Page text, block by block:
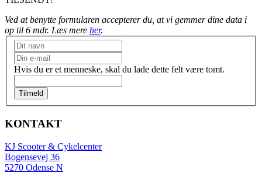
Ved at benytte formularen accepterer du, at vi gemmer dine data i
op til 6 mdr. Læs mere her.
Nyhedsbrev
Hvis du er et menneske, skal du lade dette felt være tomt.
Tilmeld
KONTAKT
KJ Scooter & Cykelcenter
Bogensevej 36
5270 Odense N